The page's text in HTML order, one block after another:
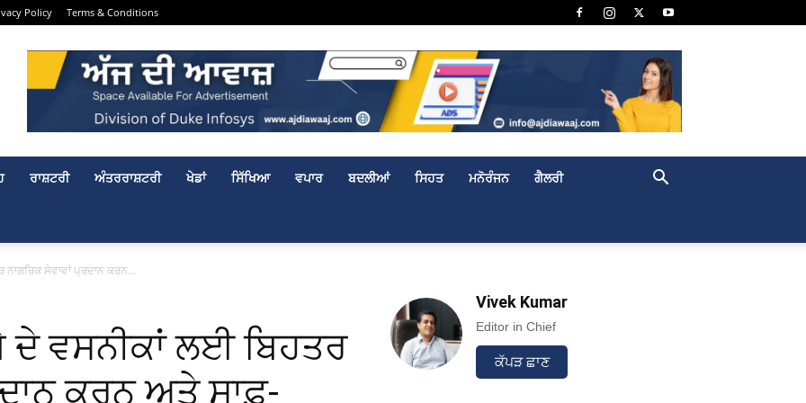
Policy Terms & Conditions
ਰਾਸ਼ਟਰੀ ਅੰਤਰਰਾਸ਼ਟਰੀ ਖੇਡਾਂ ਸਿੱਖਿਆ ਵਪਾਰ ਬਦਲੀਆਂ ਸਿਹਤ ਮਨੋਰੰਜਨ ਗੈਲਰੀ
ਸੇਵਾਵਾਂ ਪ੍ਰਦਾਨ ਕਰਨ...
ਦੇ ਵਸਨੀਕਾਂ ਲਈ ਬਿਹਤਰ
ਕਰਨ ਅਤੇ ਸਾਫ਼-
Vivek Kumar
Editor in Chief
ਕੱਪੜ ਛਾਣ